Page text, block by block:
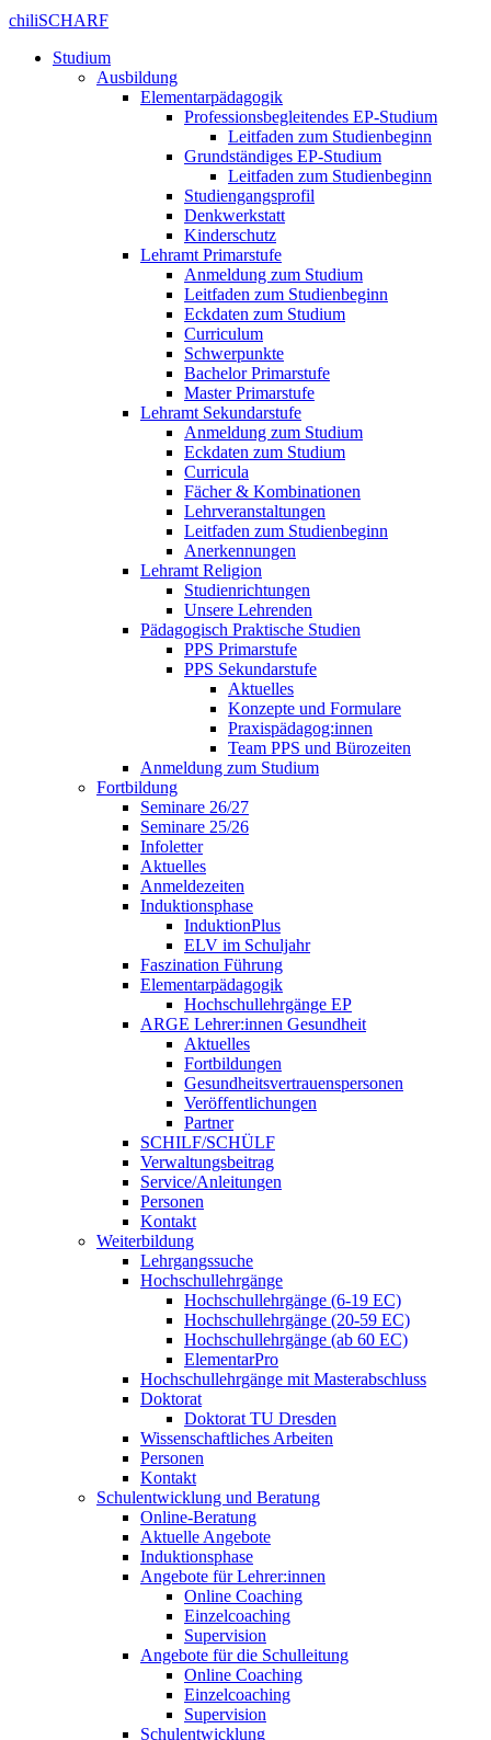
chiliSCHARF
Studium
Ausbildung
Elementarpädagogik
Professionsbegleitendes EP-Studium
Leitfaden zum Studienbeginn
Grundständiges EP-Studium
Leitfaden zum Studienbeginn
Studiengangsprofil
Denkwerkstatt
Kinderschutz
Lehramt Primarstufe
Anmeldung zum Studium
Leitfaden zum Studienbeginn
Eckdaten zum Studium
Curriculum
Schwerpunkte
Bachelor Primarstufe
Master Primarstufe
Lehramt Sekundarstufe
Anmeldung zum Studium
Eckdaten zum Studium
Curricula
Fächer & Kombinationen
Lehrveranstaltungen
Leitfaden zum Studienbeginn
Anerkennungen
Lehramt Religion
Studienrichtungen
Unsere Lehrenden
Pädagogisch Praktische Studien
PPS Primarstufe
PPS Sekundarstufe
Aktuelles
Konzepte und Formulare
Praxispädagog:innen
Team PPS und Bürozeiten
Anmeldung zum Studium
Fortbildung
Seminare 26/27
Seminare 25/26
Infoletter
Aktuelles
Anmeldezeiten
Induktionsphase
InduktionPlus
ELV im Schuljahr
Faszination Führung
Elementarpädagogik
Hochschullehrgänge EP
ARGE Lehrer:innen Gesundheit
Aktuelles
Fortbildungen
Gesundheitsvertrauenspersonen
Veröffentlichungen
Partner
SCHILF/SCHÜLF
Verwaltungsbeitrag
Service/Anleitungen
Personen
Kontakt
Weiterbildung
Lehrgangssuche
Hochschullehrgänge
Hochschullehrgänge (6-19 EC)
Hochschullehrgänge (20-59 EC)
Hochschullehrgänge (ab 60 EC)
ElementarPro
Hochschullehrgänge mit Masterabschluss
Doktorat
Doktorat TU Dresden
Wissenschaftliches Arbeiten
Personen
Kontakt
Schulentwicklung und Beratung
Online-Beratung
Aktuelle Angebote
Induktionsphase
Angebote für Lehrer:innen
Online Coaching
Einzelcoaching
Supervision
Angebote für die Schulleitung
Online Coaching
Einzelcoaching
Supervision
Schulentwicklung